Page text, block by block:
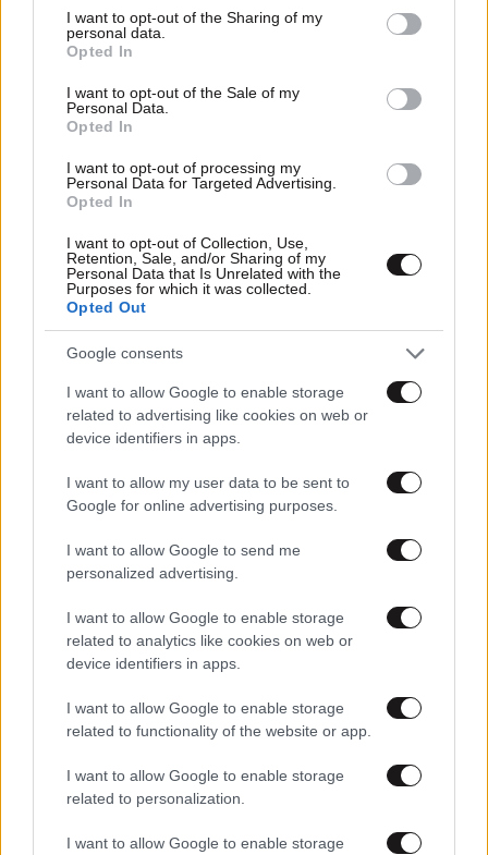
not limited to your visit or usage behaviour. You may click to
grant or deny consent to Google and its third-party tags to
use your data for below specified purposes in below Google
consent section.
I want to opt-out of the Sharing of my
personal data.
Opted In
I want to opt-out of the Sale of my
Personal Data.
Opted In
I want to opt-out of processing my
Personal Data for Targeted Advertising.
Opted In
I want to opt-out of Collection, Use,
Retention, Sale, and/or Sharing of my
Personal Data that Is Unrelated with the
Purposes for which it was collected.
Opted Out
Google consents
I want to allow Google to enable storage
related to advertising like cookies on web or
device identifiers in apps.
I want to allow my user data to be sent to
Google for online advertising purposes.
I want to allow Google to send me
personalized advertising.
I want to allow Google to enable storage
related to analytics like cookies on web or
device identifiers in apps.
I want to allow Google to enable storage
related to functionality of the website or app.
I want to allow Google to enable storage
related to personalization.
I want to allow Google to enable storage
09·08·2026 09:30
Οι 5 ασκήσεις που πρέπει να κάνετε για μια ζωή
με δύναμη και αυτονομία – Ένα απλό αλλά
ιδανικό πρόγραμμα καθώς μεγαλώνετε
08·08·2026 17:12
Ιβάν Σβιτάιλο – Στο νοσοκομείο κατά τη
διάρκεια των διακοπών του: «Με θάρρος, θα
σηκωθώ πιο δυνατός»